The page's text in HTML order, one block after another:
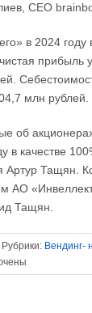
СЕО
в 2024 году
прибыль
млн рублей.
об
в качестве
Артур Тащян.
АО
Тащян.
Рубрики: Вендинг-